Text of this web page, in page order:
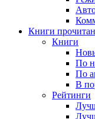
Книги
Книги
По
По
В
Рейтинги